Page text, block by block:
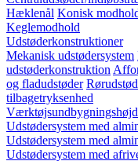
Hæklenål Konisk
Keglemodhold
Udstøderkonstruktioner
Mekanisk udstødersystem
udstøderkonstruktion
og fladudstøder
tilbagetryksenhed
Udstødersystem med
Udstødersystem med
Udstødersystem med